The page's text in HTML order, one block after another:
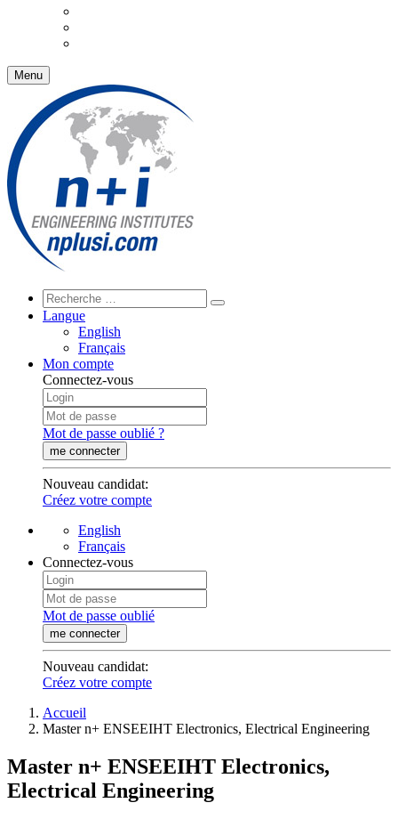
Menu
Langue
English
Français
Mon compte
Connectez-vous
Mot de passe oublié ?
me connecter
Nouveau candidat:
Créez votre compte
English
Français
Connectez-vous
Mot de passe oublié
me connecter
Nouveau candidat:
Créez votre compte
Accueil
Master n+ ENSEEIHT Electronics, Electrical Engineering
Master n+ ENSEEIHT Electronics,
Electrical Engineering